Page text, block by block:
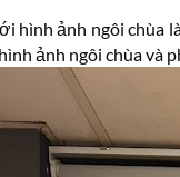
hình ảnh ngôi chùa
ảnh ngôi chùa và